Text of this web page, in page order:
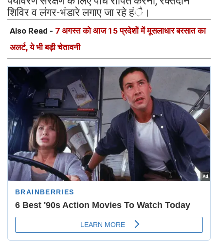
शिविर व लंगर-भंडारे लगाए जा रहे हंै।
Also Read - 7 अगस्त को आज 15 प्रदेशों में मूसलाधार बरसात का
अलर्ट, ये भी बड़ी चेतावनी